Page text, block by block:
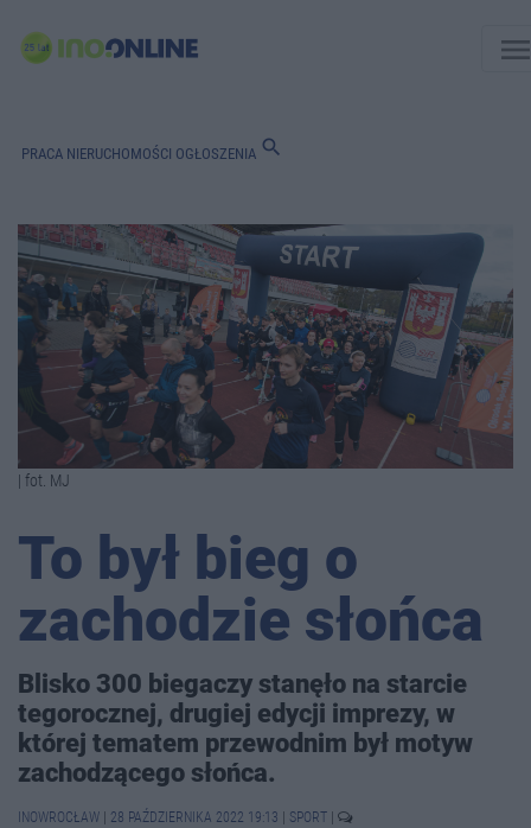
PRACA NIERUCHOMOŚCI OGŁOSZENIA search
| fot. MJ
To był bieg o
zachodzie słońca
Blisko 300 biegaczy stanęło na starcie
tegorocznej, drugiej edycji imprezy, w
której tematem przewodnim był motyw
zachodzącego słońca.
INOWROCŁAW 28 PAŹDZIERNIKA 2022 19:13 SPORT